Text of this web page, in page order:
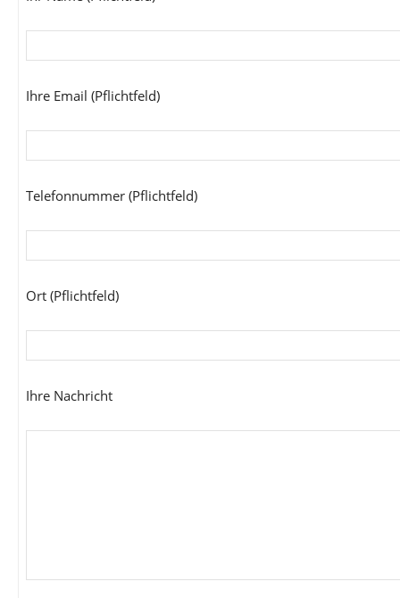
Ihre Email (Pflichtfeld)
Telefonnummer (Pflichtfeld)
Ort (Pflichtfeld)
Ihre Nachricht